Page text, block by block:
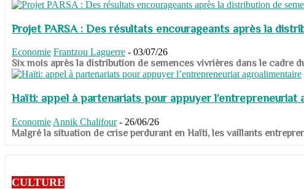
Projet PARSA : Des résultats encourageants après la
Economie Frantzou Laguerre - 03/07/26
​​​​​​​Six mois après la distribution de semences vivrières dans le cadre
Haïti: appel à partenariats pour appuyer l’entrepreneuriat
Economie Annik Chalifour - 26/06/26
​​​​​​​Malgré la situation de crise perdurant en Haïti, les vaillants
CULTURE